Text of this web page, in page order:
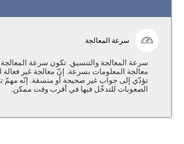
سرعة المعالجة
سرعة المعالجة والتنسيق. تكون سرعة
معالجة المعلومات بسرعة. إنّ معالجة غير فعالة
تؤدّي إلى جواب غير صحيحة أو منسقة. إنّه مهمّ
الصعوبات للتدخّل فيها في أقرب وقت ممكن.